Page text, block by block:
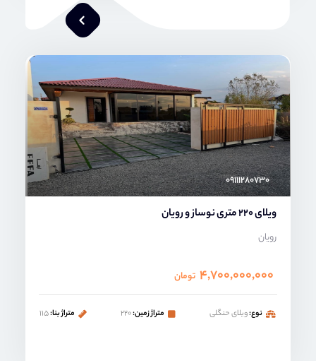
محمد صنعتی
۰۹۱۱۱۲۸۰۷۳۰
ویلای 220 متری نوساز و رویان
رویان
۴,۷۰۰,۰۰۰,۰۰۰ تومان
نوع:ویلای حنگلی متراژ زمین:۲۲۰ متراژ بنا:۱۱۵